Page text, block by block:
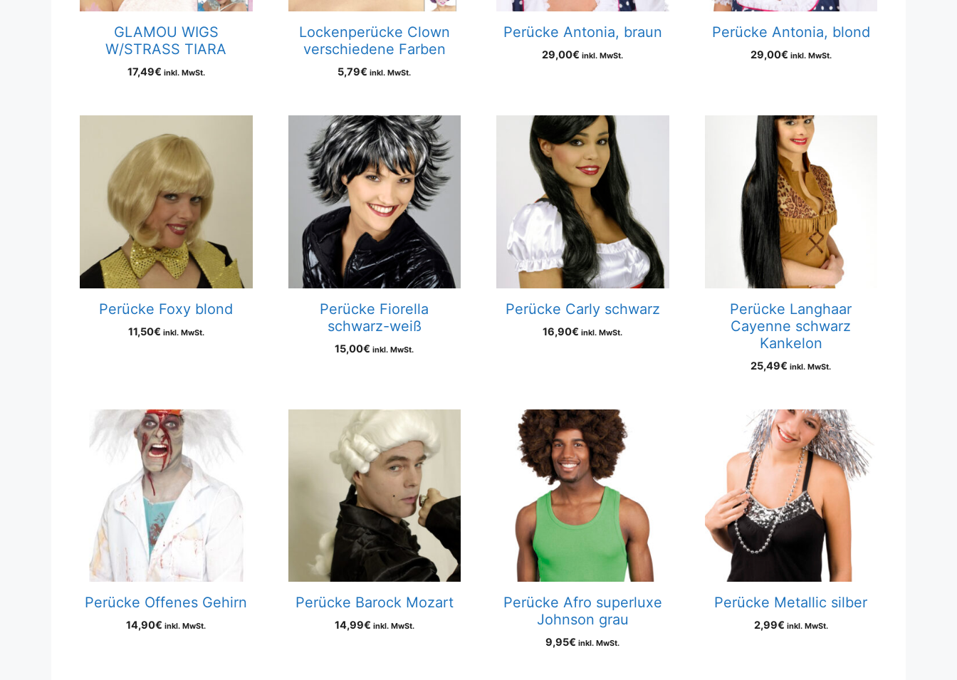
GLAMOU WIGS
W/STRASS TIARA
17,49€ inkl. MwSt.
Lockenperücke Clown
verschiedene Farben
5,79€ inkl. MwSt.
Perücke Antonia, braun
29,00€ inkl. MwSt.
Perücke Antonia, blond
29,00€ inkl. MwSt.
Perücke Foxy blond
11,50€ inkl. MwSt.
Perücke Fiorella
schwarz-weiß
15,00€ inkl. MwSt.
Perücke Carly schwarz
16,90€ inkl. MwSt.
Perücke Langhaar
Cayenne schwarz
Kankelon
25,49€ inkl. MwSt.
Perücke Offenes Gehirn
14,90€ inkl. MwSt.
Perücke Barock Mozart
14,99€ inkl. MwSt.
Perücke Afro superluxe
Johnson grau
9,95€ inkl. MwSt.
Perücke Metallic silber
2,99€ inkl. MwSt.